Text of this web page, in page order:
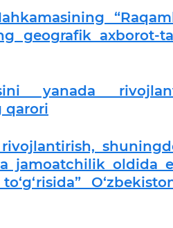
geografik
yanada
qarori
jamoatchilik oldida